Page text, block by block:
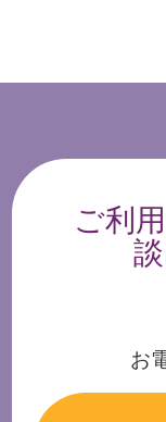
ご利
お